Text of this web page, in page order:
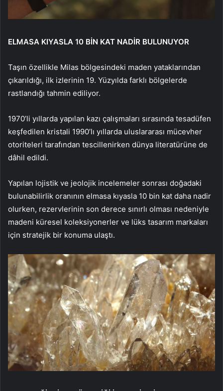
ELMASA KIYASLA 10 BİN KAT NADİR BULUNUYOR
Taşın özellikle Milas bölgesindeki maden yataklarından
çıkarıldığı, ilk izlerinin 19. Yüzyılda farklı bölgelerde
rastlandığı tahmin ediliyor.
1970’li yıllarda yapılan kazı çalışmaları sırasında tesadüfen
keşfedilen kristali 1990’lı yıllarda uluslararası mücevher
otoriteleri tarafından tescillenirken dünya literatürüne de
dâhil edildi.
Yapılan lojistik ve jeolojik incelemeler sonrası doğadaki
bulunabilirlik oranının elmasa kıyasla 10 bin kat daha nadir
olurken, rezervlerinin son derece sınırlı olması nedeniyle
madeni küresel koleksiyonerler ve lüks tasarım markaları
için stratejik bir konuma ulaştı.